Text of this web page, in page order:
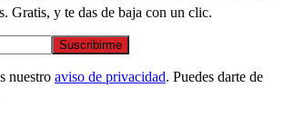
Gratis, y te das de baja con un clic.
Suscribirme
nuestro aviso de privacidad. Puedes darte de